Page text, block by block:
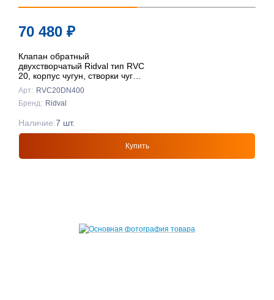
70 480 ₽
Клапан обратный
двухстворчатый Ridval тип RVC
20, корпус чугун, створки чуг
DN400 КРАСНЫЙ
Арт: RVC20DN400
Бренд: Ridval
Купить
Наличие:7 шт.